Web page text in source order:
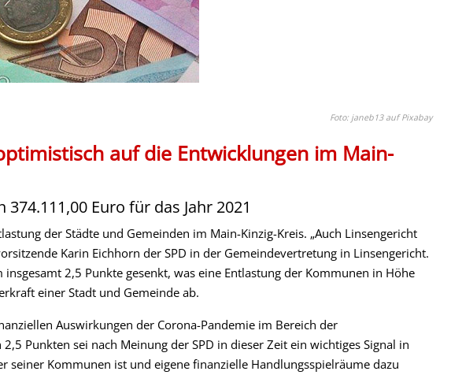
Foto: janeb13 auf Pixabay
auf die Entwicklungen im Main-
Euro für das Jahr 2021
der Städte und Gemeinden im Main-Kinzig-Kreis. „Auch Linsengericht
Karin Eichhorn der SPD in der Gemeindevertretung in Linsengericht.
2,5 Punkte gesenkt, was eine Entlastung der Kommunen in Höhe
einer Stadt und Gemeinde ab.
Auswirkungen der Corona-Pandemie im Bereich der
Punkten sei nach Meinung der SPD in dieser Zeit ein wichtiges Signal in
seiner Kommunen ist und eigene finanzielle Handlungsspielräume dazu